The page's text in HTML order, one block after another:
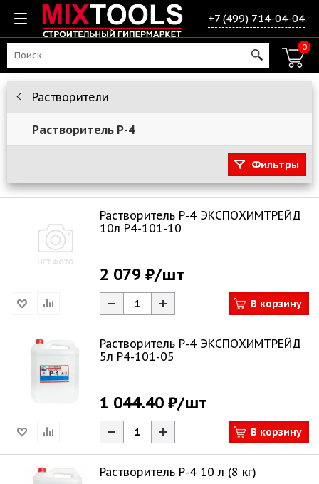
+7 (499) 714-04-04
0
Растворители
Растворитель Р-4
Фильтры
Растворитель Р-4 ЭКСПОХИМТРЕЙД
10л Р4-101-10
2 079 ₽/шт
В корзину
Растворитель Р-4 ЭКСПОХИМТРЕЙД
5л Р4-101-05
1 044.40 ₽/шт
В корзину
Растворитель Р-4 10 л (8 кг)